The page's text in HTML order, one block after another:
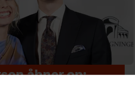
åbner op:
at kysse en